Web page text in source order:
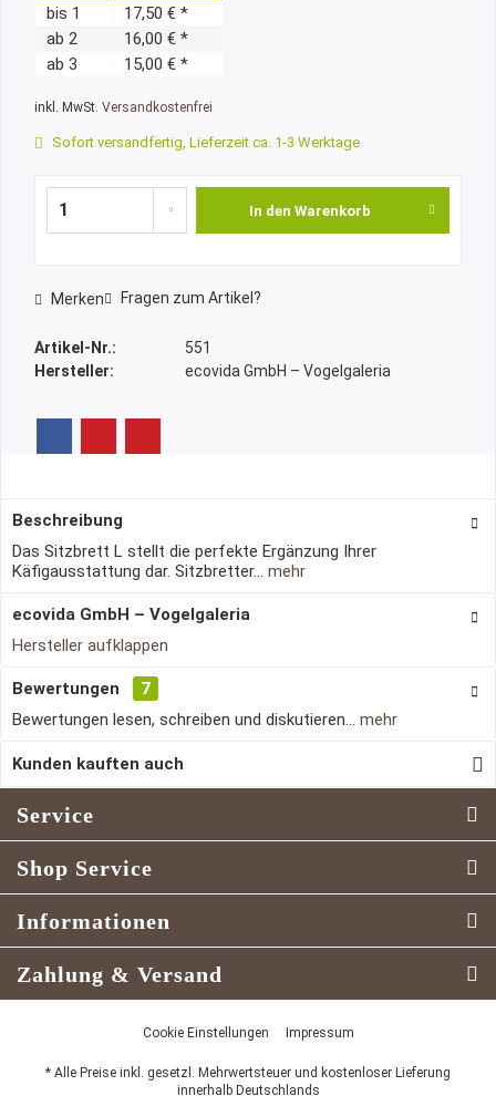
bis 1
17,50 € *
ab 2
16,00 € *
ab 3 15,00 € *
inkl. MwSt. Versandkostenfrei
Sofort versandfertig, Lieferzeit ca. 1-3 Werktage
In den Warenkorb
Merken Fragen zum Artikel?
Artikel-Nr.:
551
Hersteller:
ecovida GmbH – Vogelgaleria
Beschreibung
Das Sitzbrett L stellt die perfekte Ergänzung Ihrer
Käfigausstattung dar. Sitzbretter... mehr
ecovida GmbH – Vogelgaleria
Hersteller aufklappen
Bewertungen
7
Bewertungen lesen, schreiben und diskutieren... mehr
Kunden kauften auch
Service
Shop Service
Informationen
Zahlung & Versand
Cookie Einstellungen Impressum
* Alle Preise inkl. gesetzl. Mehrwertsteuer und kostenloser Lieferung
innerhalb Deutschlands